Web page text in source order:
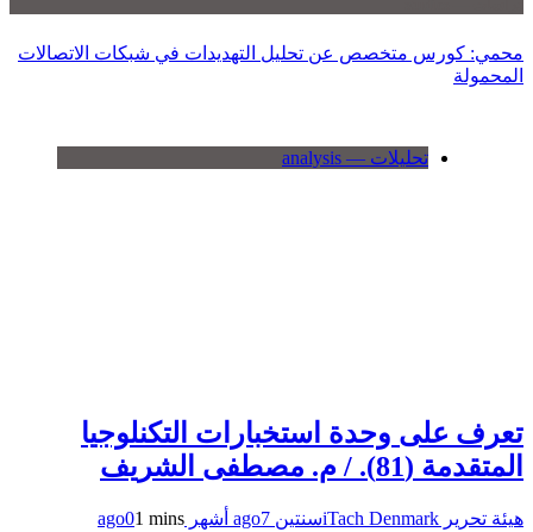
محمي: كورس متخصص عن تحليل التهديدات في شبكات الاتصالات
المحمولة
تحليلات — analysis
تعرف على وحدة استخبارات التكنلوجيا
المتقدمة (81). / م. مصطفى الشريف
هيئة تحرير iTach Denmark سنتين ago 7 أشهر ago 01 mins